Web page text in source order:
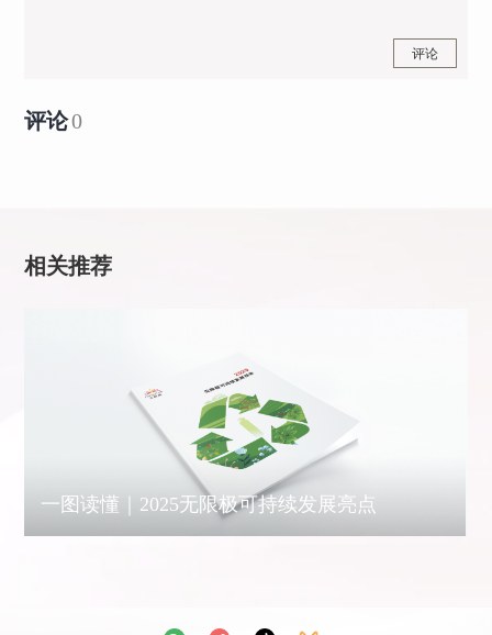
评论
评论0
相关推荐
一图读懂｜2025无限极可持续发展亮点